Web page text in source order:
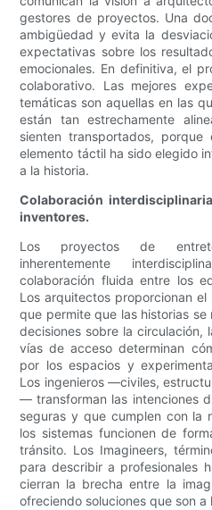
gestores de proyectos. Una
ambigüedad y evita la
expectativas sobre los
emocionales. En definitiva, el
colaborativo. Las mejores
temáticas son aquellas en las
están tan estrechamente
sienten transportados,
elemento táctil ha sido elegido
a la historia.
Colaboración
inventores.
Los proyectos de
inherentemente
colaboración fluida entre los
Los arquitectos proporcionan
que permite que las historias se
decisiones sobre la circulación,
vías de acceso determinan
por los espacios y
Los ingenieros —civiles,
— transforman las intenciones
seguras y que cumplen con la
los sistemas funcionen de
tránsito. Los Imagineers,
para describir a profesionales
cierran la brecha entre la
ofreciendo soluciones que son